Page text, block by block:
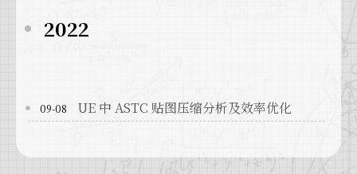
2022
09-08 UE 中 ASTC 贴图压缩分析及效率优化